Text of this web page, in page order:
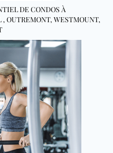
DE CONDOS À
OUTREMONT, WESTMOUNT,